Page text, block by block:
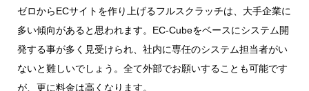
ゼロからECサイトを作り上げるフルスクラッチは、大手企業に
多い傾向があると思われます。EC-Cubeをベースにシステム開
発する事が多く見受けられ、社内に専任のシステム担当者がい
ないと難しいでしょう。全て外部でお願いすることも可能です
が、更に料金は高くなります。